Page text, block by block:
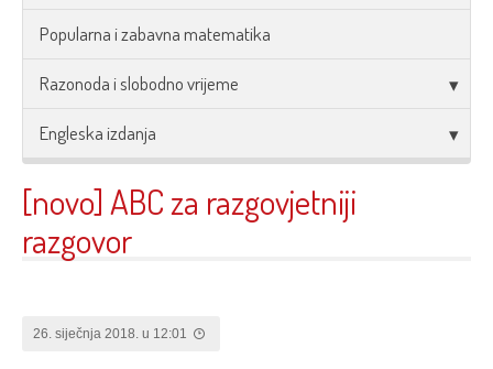
Popularna i zabavna matematika
Razonoda i slobodno vrijeme
Engleska izdanja
[novo] ABC za razgovjetniji
razgovor
26. siječnja 2018. u 12:01